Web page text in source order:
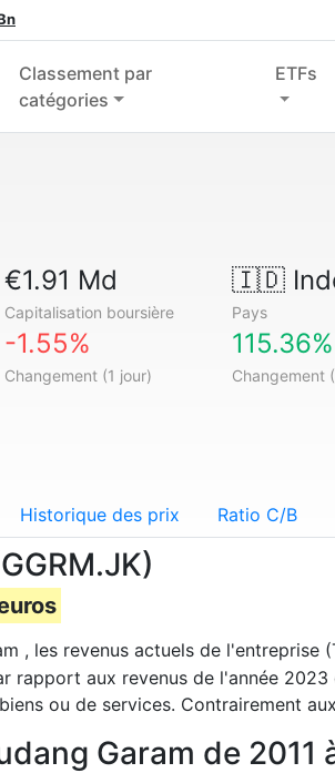
Classement par
catégories
ETFs
€1.91 Md
Capitalisation boursière
🇮🇩
Pays
-1.55%
Changement (1 jour)
115.36%
Changement
Historique des prix Ratio C/B
, les revenus actuels de l'entreprise
rapport aux revenus de l'année
ou de services. Contrairement aux
Garam de 2011